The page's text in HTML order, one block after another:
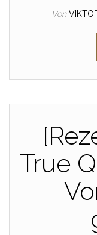
Von
True